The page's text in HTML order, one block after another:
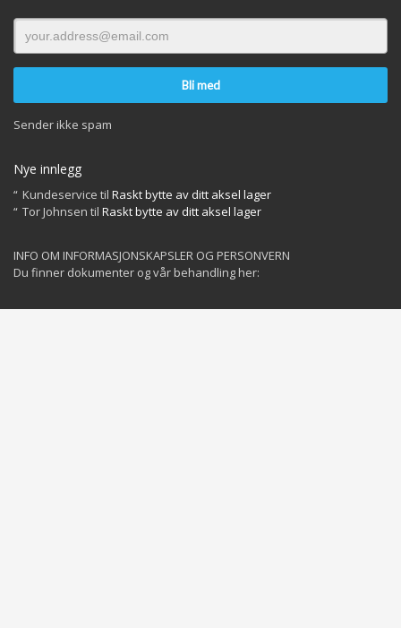
Sender ikke spam
Nye innlegg
Kundeservice til Raskt bytte av ditt aksel lager
Tor Johnsen til Raskt bytte av ditt aksel lager
INFO OM INFORMASJONSKAPSLER OG PERSONVERN
Du finner dokumenter og vår behandling her: